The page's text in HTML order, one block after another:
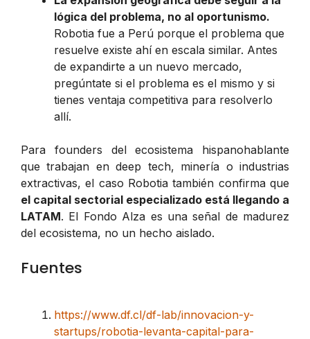
lógica del problema, no al oportunismo.
Robotia fue a Perú porque el problema que
resuelve existe ahí en escala similar. Antes
de expandirte a un nuevo mercado,
pregúntate si el problema es el mismo y si
tienes ventaja competitiva para resolverlo
allí.
Para founders del ecosistema hispanohablante
que trabajan en deep tech, minería o industrias
extractivas, el caso Robotia también confirma que
el capital sectorial especializado está llegando a
LATAM. El Fondo Alza es una señal de madurez
del ecosistema, no un hecho aislado.
Fuentes
https://www.df.cl/df-lab/innovacion-y-
startups/robotia-levanta-capital-para-